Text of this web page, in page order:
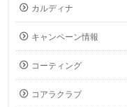
カルディナ
キャンペーン情報
コーティング
コアラクラブ